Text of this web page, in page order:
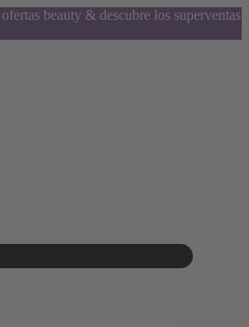
beauty & descubre los superventas